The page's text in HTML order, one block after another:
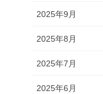
2025年9月
2025年8月
2025年7月
2025年6月